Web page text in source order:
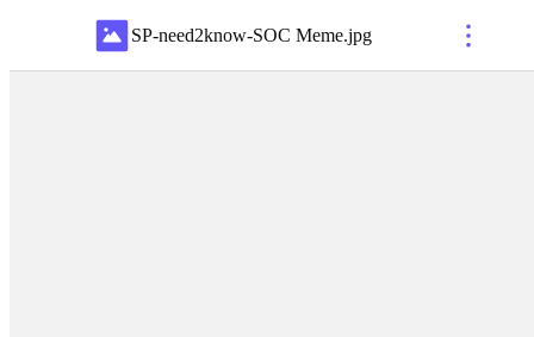
SP-need2know-SOC Meme.jpg